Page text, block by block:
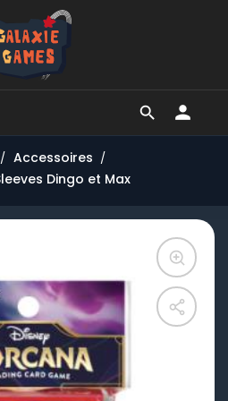

Accessoires
Dingo et Max